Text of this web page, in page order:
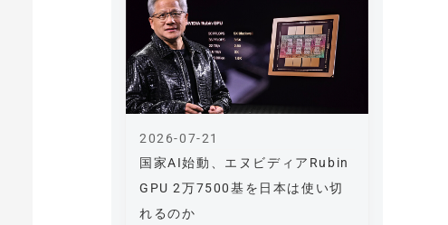
国家AI始動、エヌビディアRubin
GPU 2万7500基を日本は使い切
れるのか
2026-07-21